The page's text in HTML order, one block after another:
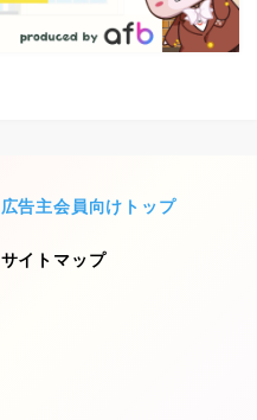
広告主会員向けトップ
サイトマップ